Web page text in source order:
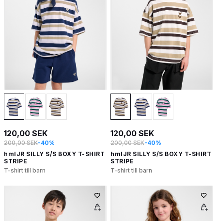
120,00 SEK
200,00 SEK-40%
hmlJR SILLY S/S BOXY T-SHIRT
STRIPE
T-shirt till barn
120,00 SEK
200,00 SEK-40%
hmlJR SILLY S/S BOXY T-SHIRT
STRIPE
T-shirt till barn